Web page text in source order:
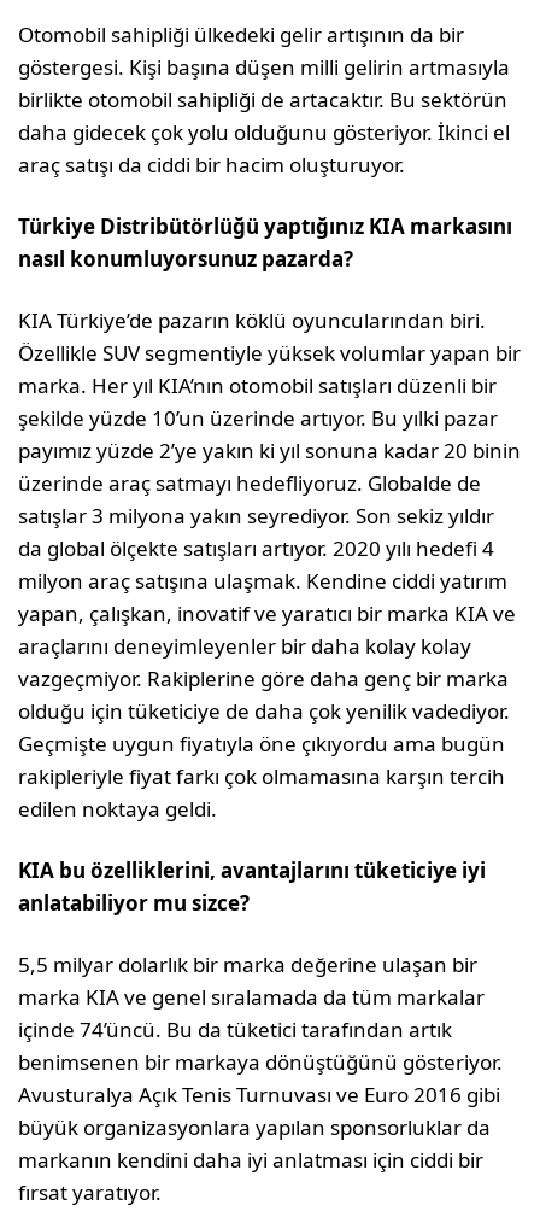
Otomobil sahipliği ülkedeki gelir artışının da bir
göstergesi. Kişi başına düşen milli gelirin artmasıyla
birlikte otomobil sahipliği de artacaktır. Bu sektörün
daha gidecek çok yolu olduğunu gösteri­yor. İkinci el
araç satışı da ciddi bir hacim oluşturuyor.
Türkiye Distribütörlüğü yaptığınız KIA markasını
nasıl konumluyorsunuz pazarda?
KIA Türkiye’de pazarın köklü oyuncularından biri.
Özellikle SUV segmentiyle yüksek volumlar yapan bir
marka. Her yıl KIA’nın oto­mobil satışları düzenli bir
şekilde yüzde 10’un üzerinde artıyor. Bu yılki pazar
payımız yüzde 2’ye yakın ki yıl sonuna kadar 20 binin
üzerinde araç satmayı hedefliyoruz. Global­de de
satışlar 3 milyona yakın seyrediyor. Son sekiz yıldır
da global ölçekte satışları artıyor. 2020 yılı hedefi 4
milyon araç satı­şına ulaşmak. Kendine ciddi yatırım
yapan, çalışkan, inovatif ve yaratıcı bir marka KIA ve
araçlarını deneyimleyenler bir daha ko­lay kolay
vazgeçmiyor. Rakiplerine göre daha genç bir marka
olduğu için tüketiciye de daha çok yenilik vadediyor.
Geçmişte uygun fiyatıyla öne çıkıyordu ama bugün
ra­kipleriyle fiyat farkı çok olmamasına karşın tercih
edilen noktaya geldi.
KIA bu özelliklerini, avantajlarını tü­keticiye iyi
anlatabiliyor mu sizce?
5,5 milyar dolarlık bir marka değerine ula­şan bir
marka KIA ve genel sıralamada da tüm markalar
içinde 74’üncü. Bu da tüketi­ci tarafından artık
benimsenen bir markaya dönüştüğünü gösteriyor.
Avusturalya Açık Tenis Turnuvası ve Euro 2016 gibi
büyük organizasyonlara yapılan sponsorluklar da
markanın kendini daha iyi anlatması için ciddi bir
fırsat yaratıyor.